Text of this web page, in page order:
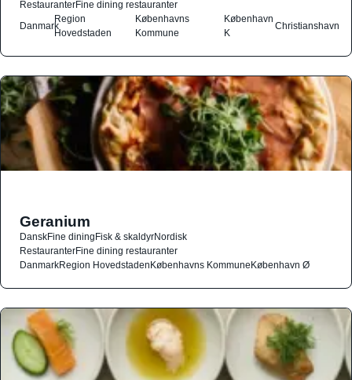
RestauranterFine dining restauranter
Danmark
Region
Hovedstaden
Københavns
Kommune
København
K
Christianshavn
Geranium
DanskFine diningFisk & skaldyrNordisk
RestauranterFine dining restauranter
DanmarkRegion HovedstadenKøbenhavns KommuneKøbenhavn Ø